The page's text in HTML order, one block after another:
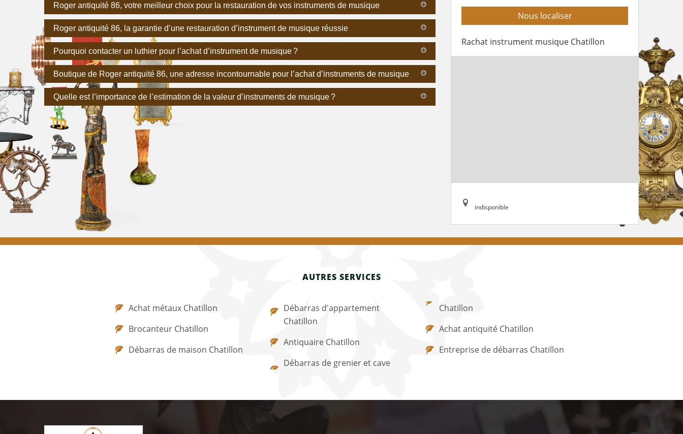
Roger antiquité 86, votre meilleur choix pour la restauration de vos instruments de musique
Roger antiquité 86, la garantie d’une restauration d’instrument de musique réussie
Pourquoi contacter un luthier pour l’achat d’instrument de musique ?
Boutique de Roger antiquité 86, une adresse incontournable pour l’achat d’instruments de musique
Quelle est l’importance de l’estimation de la valeur d’instruments de musique ?
Nous localiser
Rachat instrument musique Chatillon
indisponible
AUTRES SERVICES
Achat métaux Chatillon
Brocanteur Chatillon
Débarras de maison Chatillon
Débarras d'appartement
Chatillon
Antiquaire Chatillon
Débarras de grenier et cave
Chatillon
Achat antiquité Chatillon
Entreprise de débarras Chatillon